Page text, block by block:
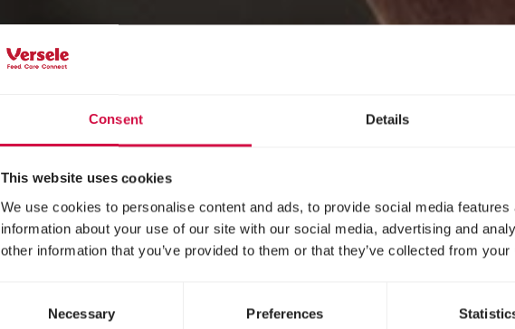
Consent Details
This website uses cookies
We use cookies to personalise content and ads, to provide social media
information about your use of our site with our social media, advertising and
other information that you’ve provided to them or that they’ve collected from
Necessary Preferences